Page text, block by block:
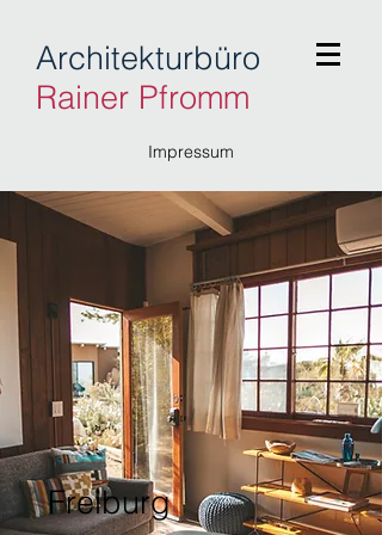
Architekturbüro
Rainer Pfromm
Impressum
Freiburg